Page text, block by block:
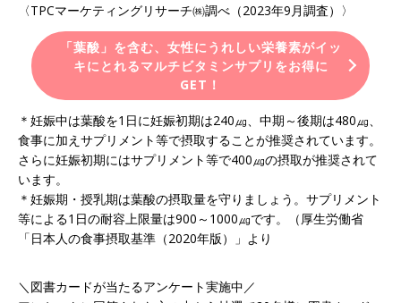
〈TPCマーケティングリサーチ㈱調べ（2023年9⽉調査）〉
「葉酸」を含む、女性にうれしい栄養素がイッ
キにとれるマルチビタミンサプリをお得に
GET！
＊妊娠中は葉酸を1日に妊娠初期は240㎍、中期～後期は480㎍、
食事に加えサプリメント等で摂取することが推奨されています。
さらに妊娠初期にはサプリメント等で400㎍の摂取が推奨されて
います。
＊妊娠期・授乳期は葉酸の摂取量を守りましょう。サプリメント
等による1日の耐容上限量は900～1000㎍です。（厚生労働省
「日本人の食事摂取基準（2020年版）」より
＼図書カードが当たるアンケート実施中／